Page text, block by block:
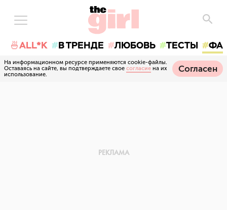
🍜ALL*K В ТРЕНДЕ ЛЮБОВЬ ТЕСТЫ
На информационном ресурсе применяются cookie-файлы.
Оставаясь на сайте, вы подтверждаете свое согласие на их
использование.
Согласен